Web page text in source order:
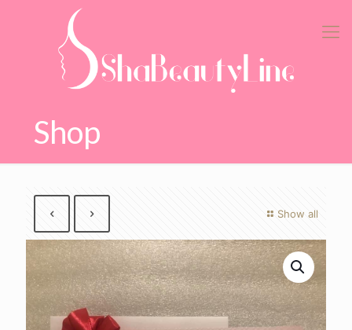
Shop
Show all